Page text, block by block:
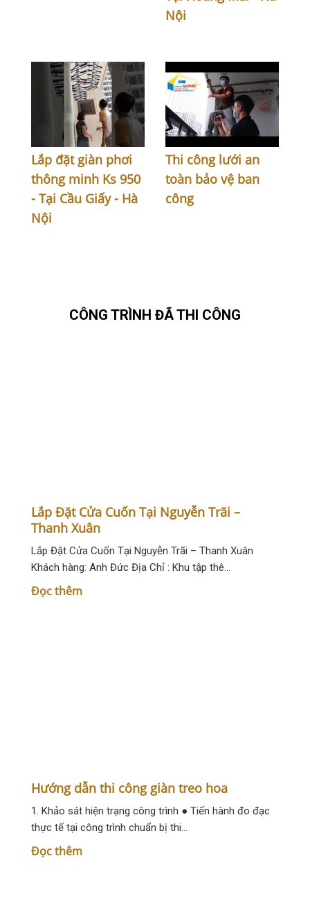
Nội
Lắp đặt giàn phơi
thông minh Ks 950
- Tại Cầu Giấy - Hà
Nội
Thi công lưới an
toàn bảo vệ ban
công
CÔNG TRÌNH ĐÃ THI CÔNG
Lắp Đặt Cửa Cuốn Tại Nguyễn Trãi –
Thanh Xuân
Lắp Đặt Cửa Cuốn Tại Nguyễn Trãi – Thanh Xuân
Khách hàng: Anh Đức Địa Chỉ : Khu tập thê…
Đọc thêm
Hướng dẫn thi công giàn treo hoa
1. Khảo sát hiện trạng công trình ● Tiến hành đo đạc
thực tế tại công trình chuẩn bị thi…
Đọc thêm
На верхней панели находятся клавиши регистрации и
Настольные развлечения: включают настолки. Среди